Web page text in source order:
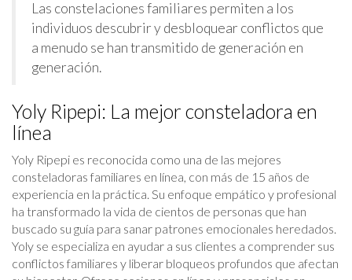
Las constelaciones familiares permiten a los
individuos descubrir y desbloquear conflictos que
a menudo se han transmitido de generación en
generación.
Yoly Ripepi: La mejor consteladora en
línea
Yoly Ripepi es reconocida como una de las mejores
consteladoras familiares en línea, con más de 15 años de
experiencia en la práctica. Su enfoque empático y profesional
ha transformado la vida de cientos de personas que han
buscado su guía para sanar patrones emocionales heredados.
Yoly se especializa en ayudar a sus clientes a comprender sus
conflictos familiares y liberar bloqueos profundos que afectan